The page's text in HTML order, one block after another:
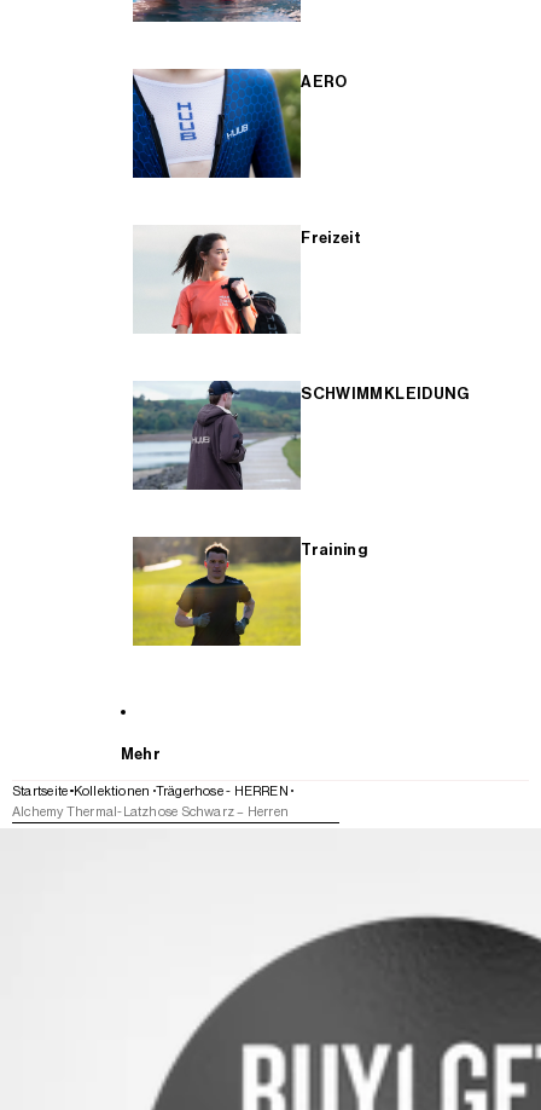
AERO
Freizeit
SCHWIMMKLEIDUNG
Training
Mehr
Startseite Kollektionen Trägerhose - HERREN
Alchemy Thermal-Latzhose Schwarz – Herren
WEITER ZU DEN PRODUKTINFORMATIONEN